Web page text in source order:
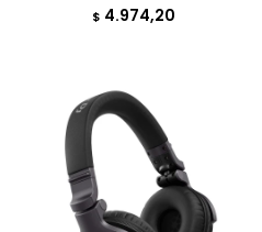
$ 4.974,20